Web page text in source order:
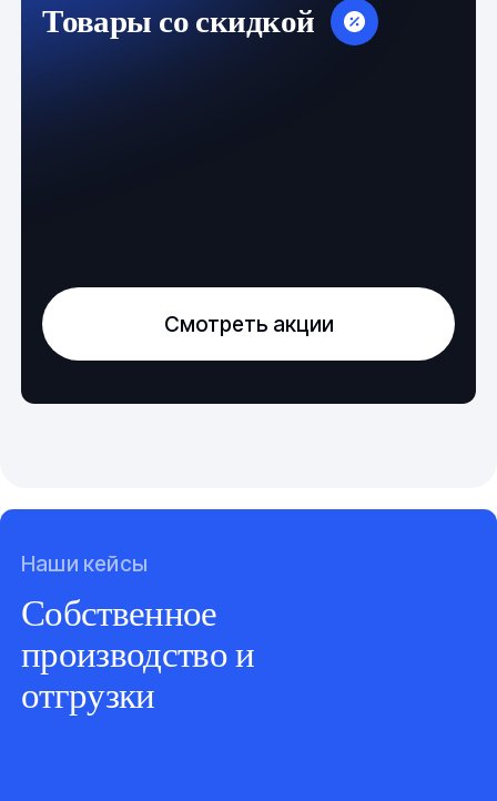
Товары со скидкой
Смотреть акции
Наши кейсы
Собственное
производство и
отгрузки